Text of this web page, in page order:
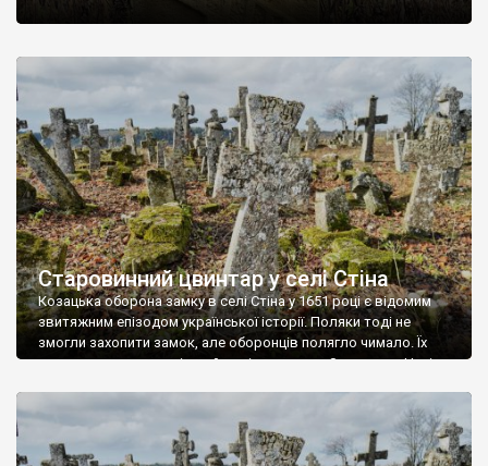
Старовинний цвинтар у селі Стіна
Козацька оборона замку в селі Стіна у 1651 році є відомим
звитяжним епізодом української історії. Поляки тоді не
змогли захопити замок, але оборонців полягло чимало. Їх
поховали на цвинтарі, який тоді називався Замковим. Нині на
ньому чимало хрестів 19 століття, є такі, де епітафії стер […]